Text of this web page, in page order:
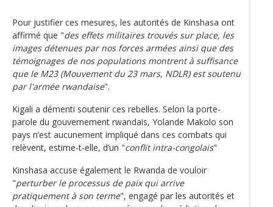
Pour justifier ces mesures, les autorités de Kinshasa ont
affirmé que "des effets militaires trouvés sur place, les
images détenues par nos forces armées ainsi que des
témoignages de nos populations montrent à suffisance
que le M23 (Mouvement du 23 mars, NDLR) est soutenu
par l'armée rwandaise".
Kigali a démenti soutenir ces rebelles. Selon la porte-
parole du gouvernement rwandais, Yolande Makolo son
pays n’est aucunement impliqué dans ces combats qui
relèvent, estime-t-elle, d’un "conflit intra-congolais"
Kinshasa accuse également le Rwanda de vouloir
"perturber le processus de paix qui arrive
pratiquement à son terme", engagé par les autorités et